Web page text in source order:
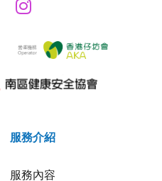
服務介紹
服務內容